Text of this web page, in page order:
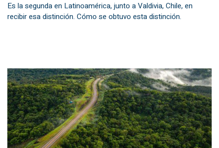
Es la segunda en Latinoamérica, junto a Valdivia, Chile, en
recibir esa distinción. Cómo se obtuvo esta distinción.